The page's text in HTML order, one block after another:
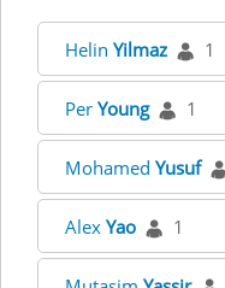
Helin Yilmaz 1
Per Young 1
Mohamed Yusuf
Alex Yao 1